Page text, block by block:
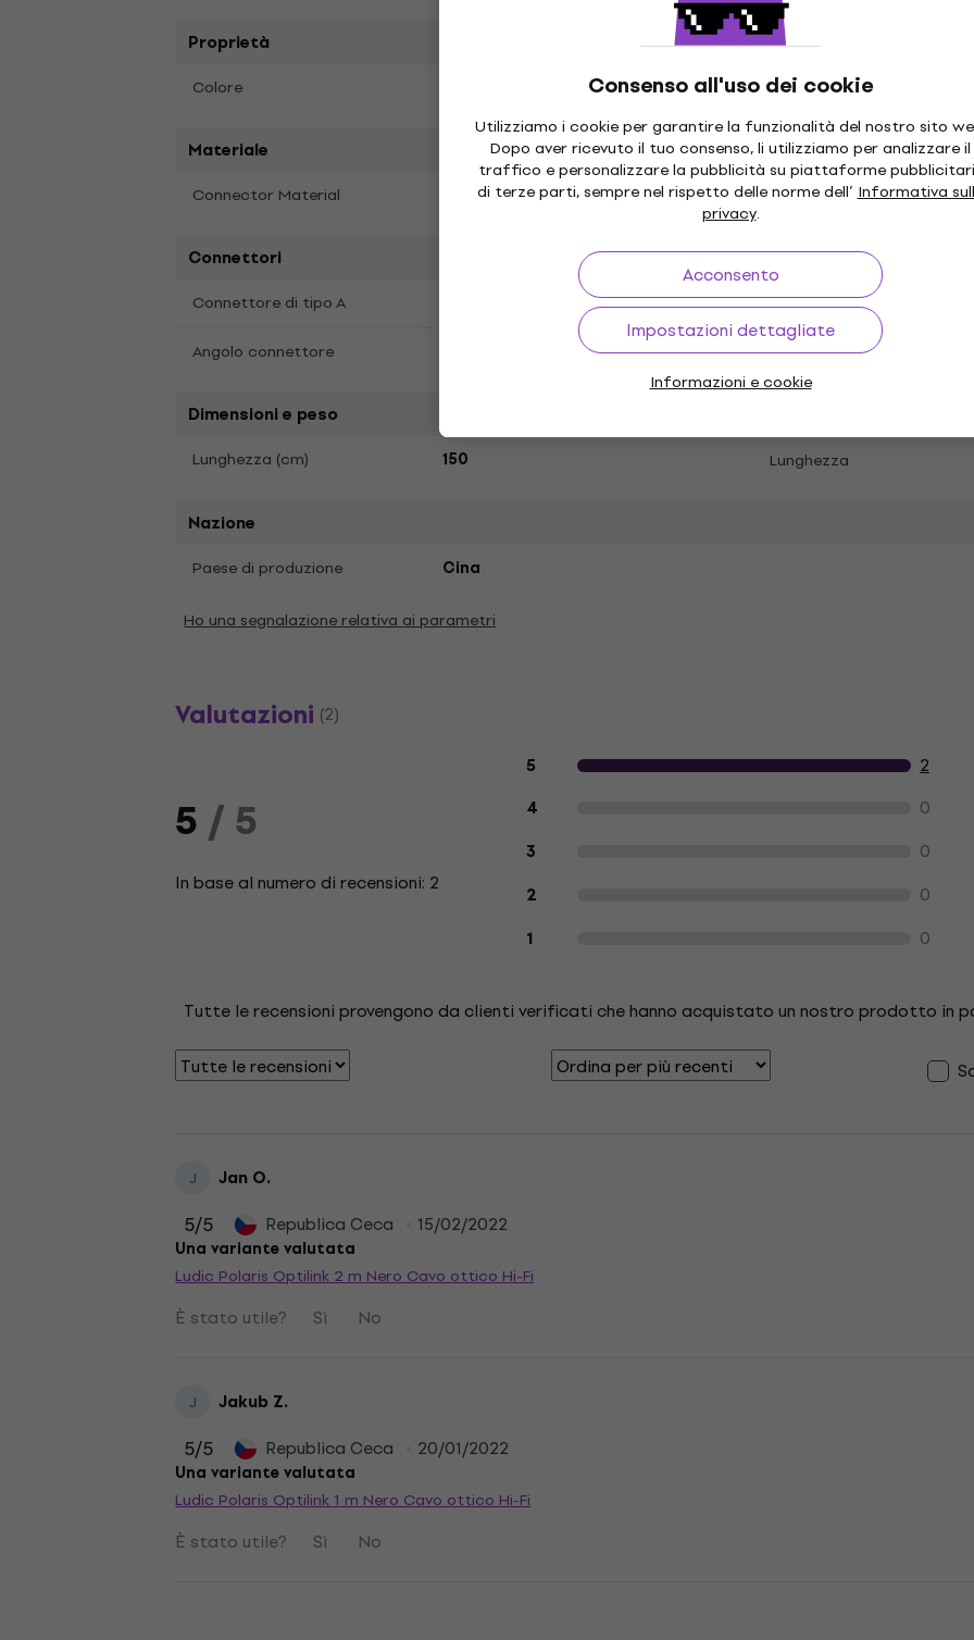
Consenso all'uso dei cookie
Utilizziamo i cookie per garantire la funzionalità del nostro sito
Dopo aver ricevuto il tuo consenso, li utilizziamo per analizzare il
traffico e personalizzare la pubblicità su piattaforme
di terze parti, sempre nel rispetto delle norme dell’Informativa
privacy.
Acconsento
Impostazioni dettagliate
Informazioni e cookie
Proprietà
Colore
Materiale
Connector Material Gold plated
Connettori
Connettore di tipo A Connettore di tipo B
Angolo connettore
Dimensioni e peso
Lunghezza (cm) 150 Lunghezza
Nazione
Paese di produzione Cina
Ho una segnalazione relativa ai parametri
Valutazioni (2)
5/ 5
In base al numero di recensioni: 2
Recensioni dei clienti sul prodotto
5 2
4 0
3 0
2 0
1 0
Tutte le recensioni provengono da clienti verificati che hanno acquistato un nostro prodotto in
J Jan O.
5/5 Republica Ceca 15/02/2022
Una variante valutata
Ludic Polaris Optilink 2 m Nero Cavo ottico Hi-Fi
È stato utile? Sì No
J Jakub Z.
5/5 Republica Ceca 20/01/2022
Una variante valutata
Ludic Polaris Optilink 1 m Nero Cavo ottico Hi-Fi
È stato utile? Sì No